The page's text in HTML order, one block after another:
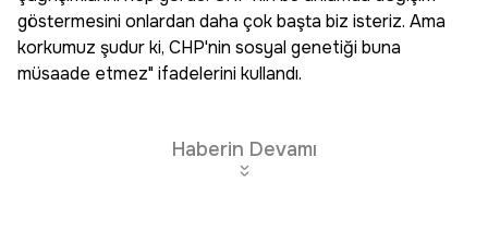
göstermesini onlardan daha çok başta biz isteriz. Ama
korkumuz şudur ki, CHP'nin sosyal genetiği buna
müsaade etmez" ifadelerini kullandı.
Haberin Devamı